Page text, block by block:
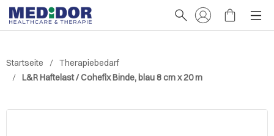
Startseite
Therapiebedarf
L&R Haftelast / Cohefix Binde, blau 8 cm x 20 m